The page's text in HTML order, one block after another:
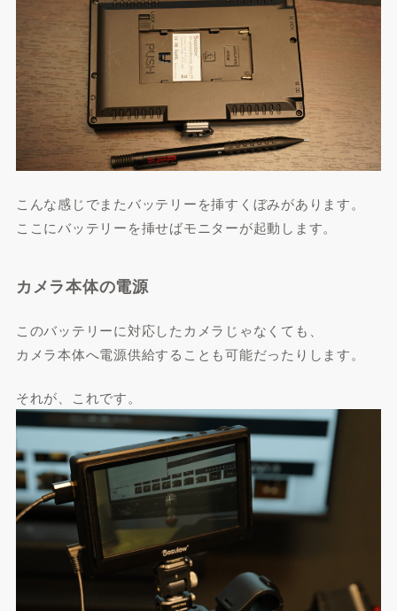
こんな感じでまたバッテリーを挿すくぼみがあります。
ここにバッテリーを挿せばモニターが起動します。
カメラ本体の電源
このバッテリーに対応したカメラじゃなくても、
カメラ本体へ電源供給することも可能だったりします。
それが、これです。